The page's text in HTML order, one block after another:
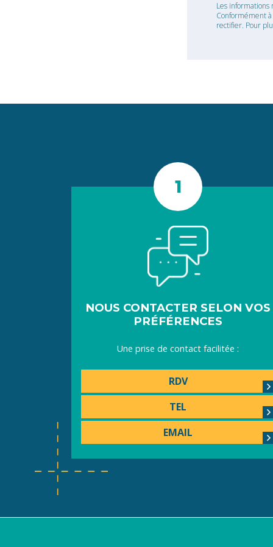
Les
Conformément
rectifier. Pour
NOUS CONTACTER SELON VOS
PRÉFÉRENCES
Une prise de contact facilitée :
RDV
TEL
EMAIL